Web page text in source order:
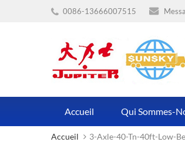
0086-13666007515
Accueil Qui Sommes-
Accueil 3-Axle-40-Tn-40ft-Low-